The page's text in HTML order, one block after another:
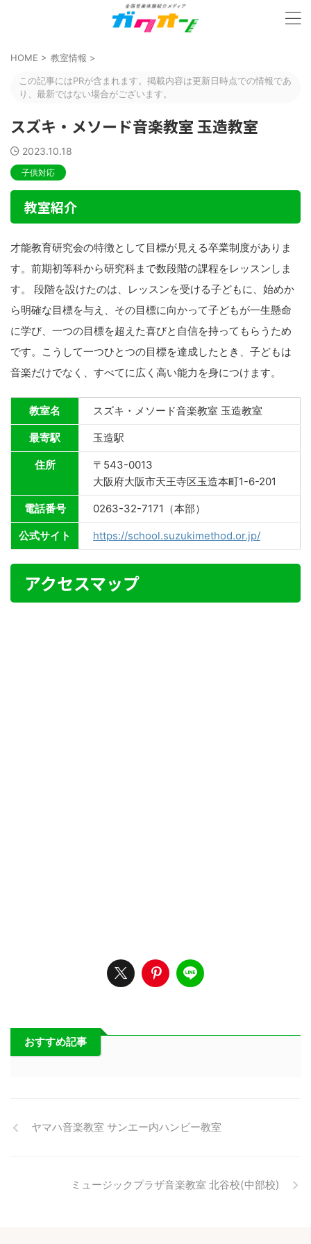
HOME > 教室情報 >
この記事にはPRが含まれます。掲載内容は更新日時点での情報であ
り、最新ではない場合がございます。
スズキ・メソード音楽教室 玉造教室
2023.10.18
子供対応
教室紹介
才能教育研究会の特徴として目標が見える卒業制度がありま
す。前期初等科から研究科まで数段階の課程をレッスンしま
す。 段階を設けたのは、レッスンを受ける子どもに、始めか
ら明確な目標を与え、その目標に向かって子どもが一生懸命
に学び、一つの目標を超えた喜びと自信を持ってもらうため
です。こうして一つひとつの目標を達成したとき、子どもは
音楽だけでなく、すべてに広く高い能力を身につけます。
教室名 スズキ・メソード音楽教室 玉造教室
最寄駅 玉造駅
住所
〒543-0013
大阪府大阪市天王寺区玉造本町1-6-201
電話番号 0263-32-7171（本部）
公式サイト https://school.suzukimethod.or.jp/
アクセスマップ
おすすめ記事
ヤマハ音楽教室 サンエー内ハンビー教室
ミュージックプラザ音楽教室 北谷校(中部校)